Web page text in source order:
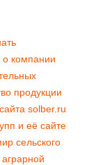
компании
продукции
solber.ru
и её сайте
сельского